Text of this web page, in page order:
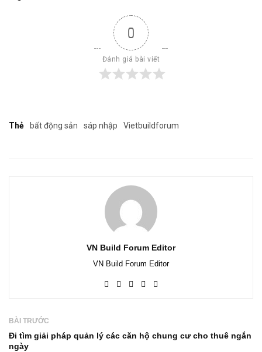
0
Đánh giá bài viết
Thẻ bất động sản sáp nhập Vietbuildforum
VN Build Forum Editor
VN Build Forum Editor
BÀI TRƯỚC
Đi tìm giải pháp quản lý các căn hộ chung cư cho thuê ngắn
ngày